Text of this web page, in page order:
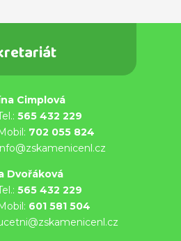
Cimplová
565 432 229
702 055 824
Dvořáková
565 432 229
601 581 504